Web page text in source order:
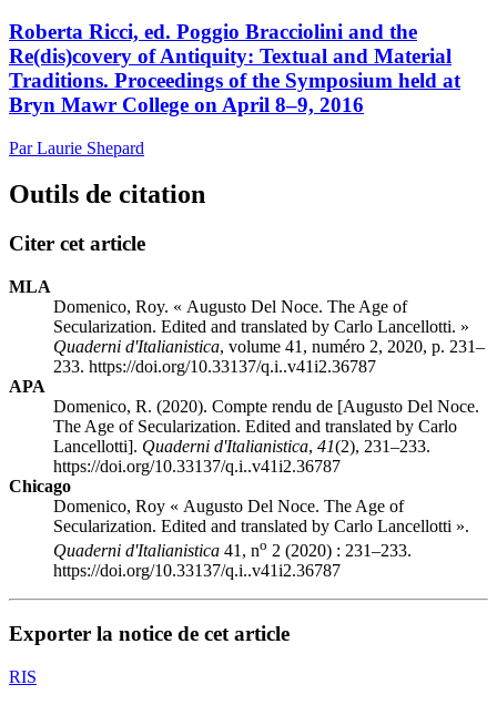
Roberta Ricci, ed. Poggio Bracciolini and the
Re(dis)covery of Antiquity: Textual and Material
Traditions. Proceedings of the Symposium held at
Bryn Mawr College on April 8–9, 2016
Par Laurie Shepard
Outils de citation
Citer cet article
MLA
Domenico, Roy. « Augusto Del Noce. The Age of
Secularization. Edited and translated by Carlo Lancellotti. »
Quaderni d'Italianistica, volume 41, numéro 2, 2020, p. 231–
233. https://doi.org/10.33137/q.i..v41i2.36787
APA
Domenico, R. (2020). Compte rendu de [Augusto Del Noce.
The Age of Secularization. Edited and translated by Carlo
Lancellotti]. Quaderni d'Italianistica, 41(2), 231–233.
https://doi.org/10.33137/q.i..v41i2.36787
Chicago
Domenico, Roy « Augusto Del Noce. The Age of
Secularization. Edited and translated by Carlo Lancellotti ».
Quaderni d'Italianistica 41, no 2 (2020) : 231–233.
https://doi.org/10.33137/q.i..v41i2.36787
Exporter la notice de cet article
RIS